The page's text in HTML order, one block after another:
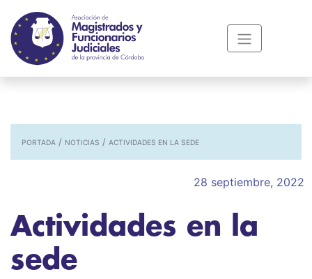
PORTADA / NOTICIAS / ACTIVIDADES EN LA SEDE
28 septiembre, 2022
Actividades en la
sede